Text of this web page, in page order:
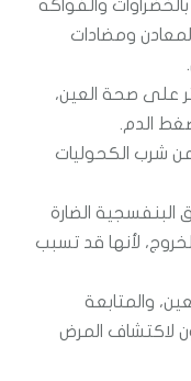
والفواكه
ومضادات
على صحة العين،
الدم.
شرب الكحوليات
الضارة
لأنها قد تسبب
والمتابعة
لاكتشاف المرض